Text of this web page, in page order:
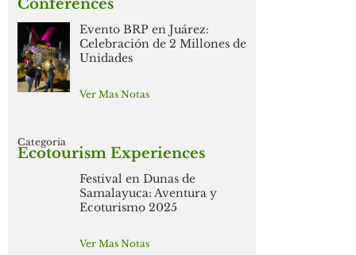
Conferences
Evento BRP en Juárez:
Celebración de 2 Millones de
Unidades
Ver Mas Notas
Categoria
Ecotourism Experiences
Festival en Dunas de
Samalayuca: Aventura y
Ecoturismo 2025
Ver Mas Notas